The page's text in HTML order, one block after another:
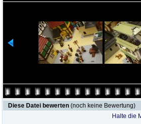
Diese Datei bewerten (noch keine Bewertung)
Halte die